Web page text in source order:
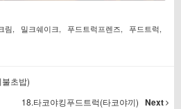
림, 밀크쉐이크, 푸드트럭프렌즈, 푸드트럭,
초밥)
18.타코야킹푸드트럭(타코야끼) Next